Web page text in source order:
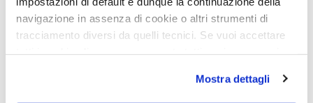
navigazione in assenza di cookie o altri strumenti di
tracciamento diversi da quelli tecnici. Se vuoi accettare
su acconsento selezionati. Se vuoi saperne di più clicca
Mostra dettagli